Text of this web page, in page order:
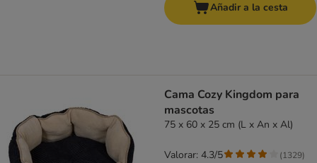
Añadir a la cesta
Cama Cozy Kingdom para
mascotas
75 x 60 x 25 cm (L x An x Al)
Valorar: 4.3/5 (1329)